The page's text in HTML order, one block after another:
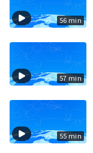
56 min
57 min
55 min